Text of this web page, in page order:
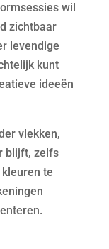
wil
zichtbaar
levendige
kunt
ideeën
vlekken,
blijft, zelfs
te